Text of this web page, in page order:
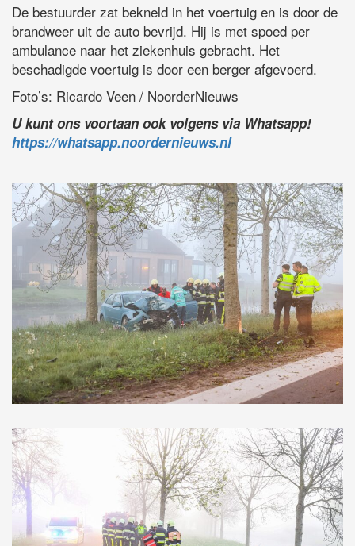
De bestuurder zat bekneld in het voertuig en is door de
brandweer uit de auto bevrijd. Hij is met spoed per
ambulance naar het ziekenhuis gebracht. Het
beschadigde voertuig is door een berger afgevoerd.
Foto’s: Ricardo Veen / NoorderNieuws
U kunt ons voortaan ook volgens via Whatsapp!
https://whatsapp.noordernieuws.nl